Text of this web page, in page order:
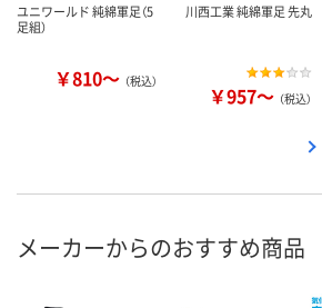
ユニワールド 純綿軍足（5
足組）
￥810～ （税込）
川西工業 純綿軍足 先丸
￥957～ （税込）
メーカーからのおすすめ商品